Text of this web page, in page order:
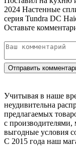
2024 Настенные
серия Tundra DC
Оставьте
Учитывая в наше
неудивительна
предлагаемых
с
выгодные условия
С 2015 года наш